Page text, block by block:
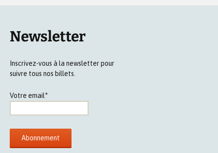
Newsletter
Inscrivez-vous à la newsletter pour
suivre tous nos billets.
Votre email*